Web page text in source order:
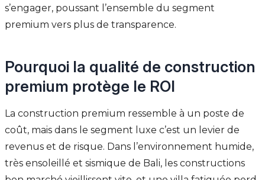
s’engager, poussant l’ensemble du segment
premium vers plus de transparence.
Pourquoi la qualité de construction
premium protège le ROI
La construction premium ressemble à un poste de
coût, mais dans le segment luxe c’est un levier de
revenus et de risque. Dans l’environnement humide,
très ensoleillé et sismique de Bali, les constructions